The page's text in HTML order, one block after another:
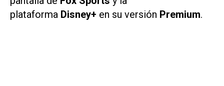
plataforma Disney+ en su versión Premium.